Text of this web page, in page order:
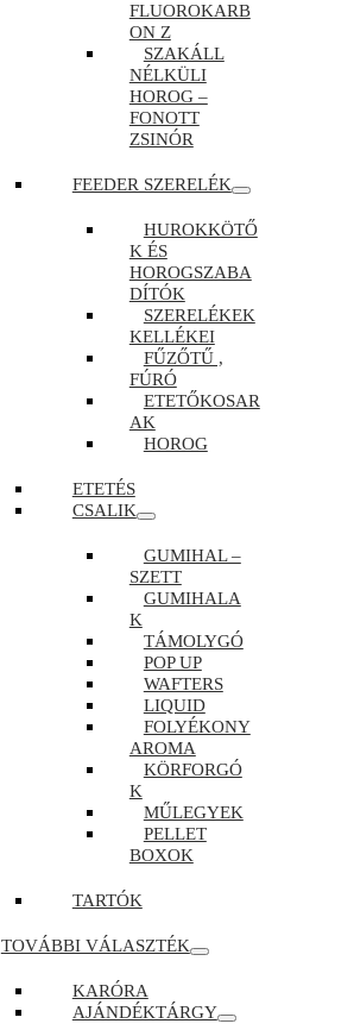
FLUOROKARB
ON Z
SZAKÁLL
NÉLKÜLI
HOROG –
FONOTT
ZSINÓR
FEEDER SZERELÉK
HUROKKÖTŐ
K ÉS
HOROGSZABA
DÍTÓK
SZERELÉKEK
KELLÉKEI
FŰZŐTŰ ,
FÚRÓ
ETETŐKOSAR
AK
HOROG
ETETÉS
CSALIK
GUMIHAL –
SZETT
GUMIHALA
K
TÁMOLYGÓ
POP UP
WAFTERS
LIQUID
FOLYÉKONY
AROMA
KÖRFORGÓ
K
MŰLEGYEK
PELLET
BOXOK
TARTÓK
TOVÁBBI VÁLASZTÉK
KARÓRA
AJÁNDÉKTÁRGY